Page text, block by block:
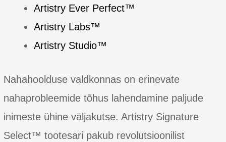
Artistry Ever Perfect™
Artistry Labs™
Artistry Studio™
Nahahoolduse valdkonnas on erinevate
nahaprobleemide tõhus lahendamine paljude
inimeste ühine väljakutse. Artistry Signature
Select™ tootesari pakub revolutsioonilist